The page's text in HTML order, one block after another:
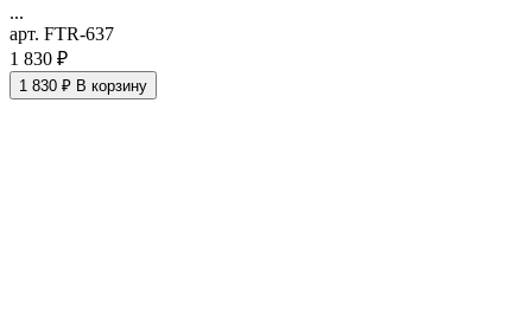
...
арт. FTR-637
1 830 ₽
1 830 ₽ В корзину